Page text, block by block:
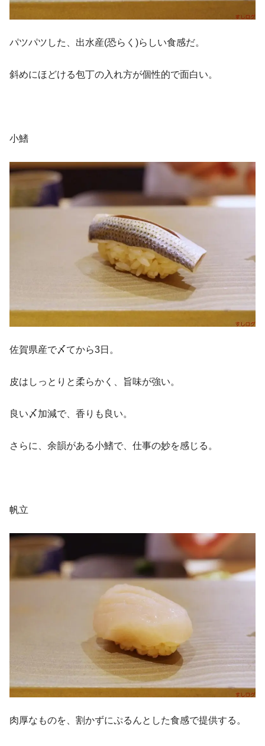
パツパツした、出水産(恐らく)らしい食感だ。
斜めにほどける包丁の入れ方が個性的で面白い。
小鰭
佐賀県産で〆てから3日。
皮はしっとりと柔らかく、旨味が強い。
良い〆加減で、香りも良い。
さらに、余韻がある小鰭で、仕事の妙を感じる。
帆立
肉厚なものを、割かずにぷるんとした食感で提供する。